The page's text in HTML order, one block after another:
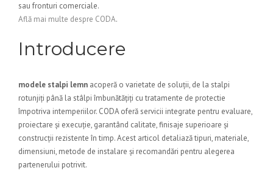
sau fronturi comerciale.
Află mai multe despre CODA.
Introducere
modele stalpi lemn acoperă o varietate de soluții, de la stalpi
rotunjiți până la stâlpi îmbunătățiți cu tratamente de protectie
împotriva intemperiilor. CODA oferă servicii integrate pentru evaluare,
proiectare și execuție, garantând calitate, finisaje superioare și
construcții rezistente în timp. Acest articol detaliază tipuri, materiale,
dimensiuni, metode de instalare și recomandări pentru alegerea
partenerului potrivit.